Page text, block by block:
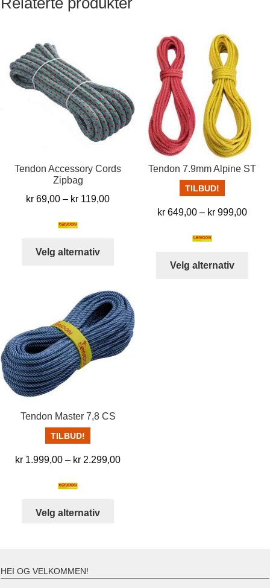
Tendon Accessory Cords
Zipbag
kr 69,00 – kr 119,00Prisområde:
Velg alternativ
flere
varianter.
Alternativene
kan
velges
Tendon 7.9mm Alpine ST
TILBUD!
kr 649,00 – kr 999,00
Velg alternativ
Tendon Master 7,8 CS
TILBUD!
kr 1.999,00 – kr 2.299,00Prisområde:
Velg alternativ
Alternativene
HEI OG VELKOMMEN!